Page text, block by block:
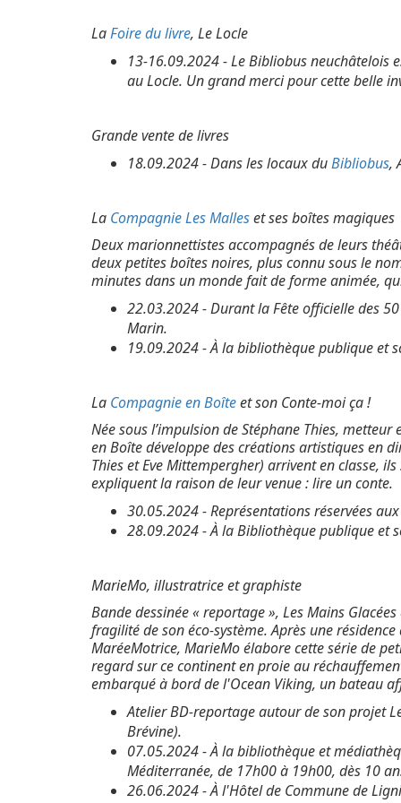
LaFoire du livre, Le Locle
13-16.09.2024 - Le Bibliobus neuchâtelois
au Locle. Un grand merci pour cette belle
Grande vente de livres
18.09.2024 - Dans les locaux duBibliobus,
La Compagnie Les Malleset ses boîtes magiques
Deux marionnettistes accompagnés de leurs
deux petites boîtes noires, plus connu sous le
minutes dans un monde fait de forme animée,
22.03.2024 - Durant la Fête officielle des
Marin.
19.09.2024 - À la bibliothèque publique et
La Compagnie en Boîteet son Conte-moi ça !
Née sous l’impulsion de Stéphane Thies,
en Boîte développe des créations artistiques en
Thies et Eve Mittempergher) arrivent en classe,
expliquent la raison de leur venue : lire un conte.
30.05.2024 - Représentations réservées
28.09.2024 - À la Bibliothèque publique et
MarieMo, illustratrice et graphiste
Bande dessinée « reportage », Les Mains
fragilité de son éco-système. Après une
MaréeMotrice, MarieMo élabore cette série de
regard sur ce continent en proie au
embarqué à bord de l'Ocean Viking, un bateau
Atelier BD-reportage autour de son projet
Brévine).
07.05.2024 - À la bibliothèque et
Méditerranée, de 17h00 à 19h00, dès 10
26.06.2024 - À l'Hôtel de Commune de